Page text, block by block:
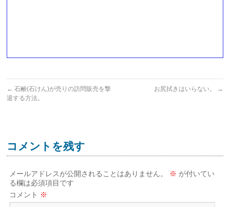
← 石鹸(石けん)が売りの訪問販売を撃
退する方法。
お尻拭きはいらない。 →
コメントを残す
メールアドレスが公開されることはありません。 ※ が付いてい
る欄は必須項目です
コメント ※